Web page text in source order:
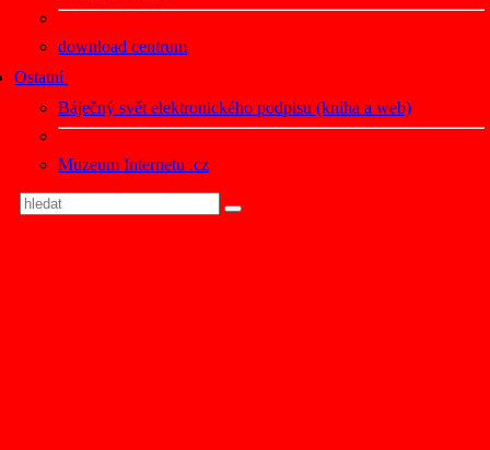
download centrum
Ostatní
Báječný svět elektronického podpisu (kniha a web)
Muzeum Internetu .cz